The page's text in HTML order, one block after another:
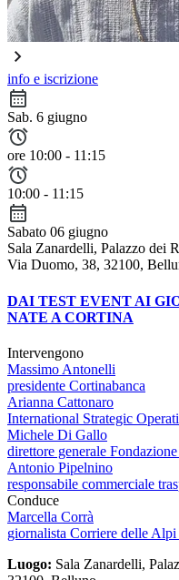
info e iscrizione
Sab. 6 giugno
ore 10:00 - 11:15
10:00 - 11:15
Sabato 06 giugno
Sala Zanardelli, Palazzo dei
Via Duomo, 38, 32100,
DAI TEST EVENT AI
NATE A CORTINA
Intervengono
Massimo Antonelli
presidente Cortinabanca
Arianna Cattonaro
International Strategic
Michele Di Gallo
direttore generale
Antonio Pipelnino
responsabile commerciale
Conduce
Marcella Corrà
giornalista Corriere delle
Luogo: Sala Zanardelli,